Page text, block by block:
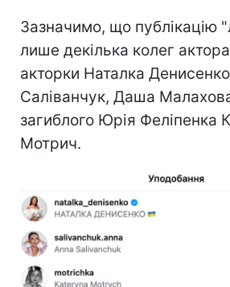
Зазначимо, що публікацію
лише декілька колег
акторки Наталка
Саліванчук, Даша
загиблого Юрія Феліпенка
Мотрич.